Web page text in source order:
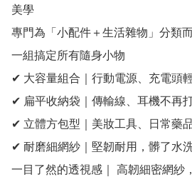
美學
專門為「小配件＋生活雜物」分類
一組搞定所有隨身小物
✔ 大容量組合｜行動電源、充電頭
✔ 扁平收納袋｜傳輸線、耳機不再
✔ 立體方包型｜美妝工具、日常藥
✔ 耐磨細網紗｜堅韌耐用，髒了水
一目了然的透視感｜ 高韌細密網紗